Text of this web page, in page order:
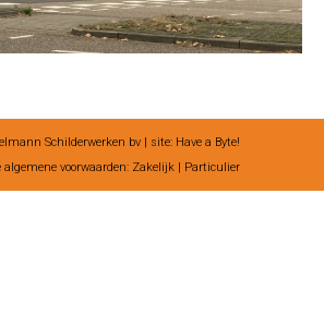
Schilderwerken bv | site: Have a Byte!
algemene voorwaarden: Zakelijk| Particulier